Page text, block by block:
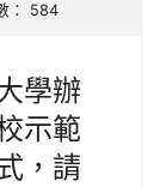
： 584
學辦
示範
，請